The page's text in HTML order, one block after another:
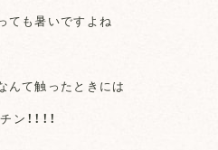
ても暑いですよね
んて触ったときには
ン！！！！